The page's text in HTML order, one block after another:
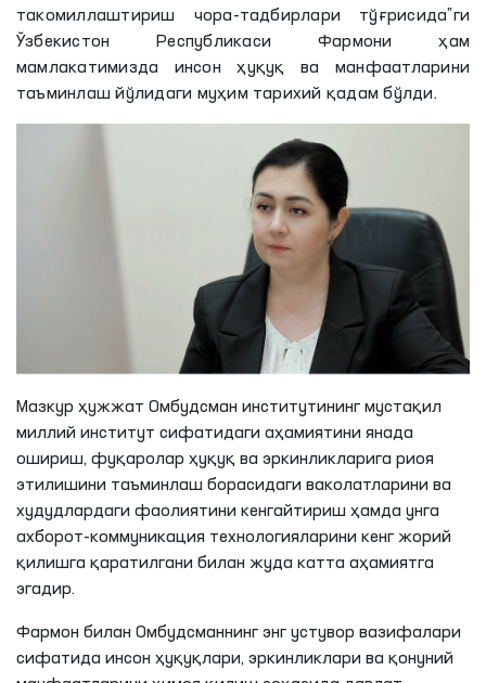
такомиллаштириш чора-тадбирлари тўғрисида”ги
Ўзбекистон Республикаси Фармони ҳам
мамлакатимизда инсон ҳуқуқ ва манфаатларини
таъминлаш йўлидаги муҳим тарихий қадам бўлди.
Мазкур ҳужжат Омбудсман институтининг мустақил
миллий институт сифатидаги аҳамиятини янада
ошириш, фуқаролар ҳуқуқ ва эркинликларига риоя
этилишини таъминлаш борасидаги ваколатларини ва
худудлардаги фаолиятини кенгайтириш ҳамда унга
ахборот-коммуникация технологияларини кенг жорий
қилишга қаратилгани билан жуда катта аҳамиятга
эгадир.
Фармон билан Омбудсманнинг энг устувор вазифалари
сифатида инсон ҳуқуқлари, эркинликлари ва қонуний